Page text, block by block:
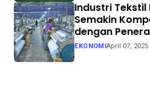
Industri Tekstil
Semakin
dengan
Teknologi Air
EKONOMIApril 07, 2025